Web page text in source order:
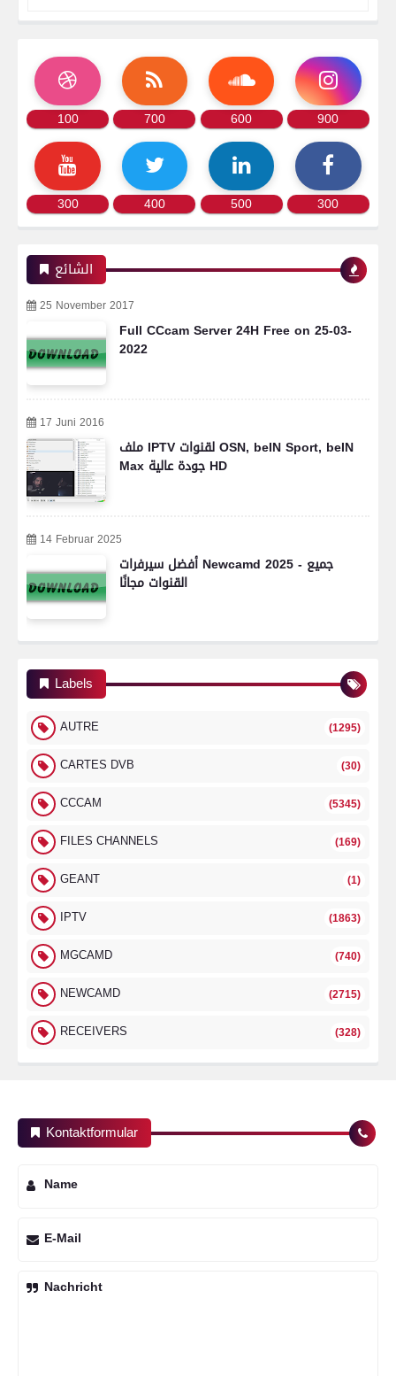
100 700 600 900
300 400 500 300
الشائع
25 November 2017
Full CCcam Server 24H Free on 25-03-
2022
17 Juni 2016
ملف IPTV لقنوات OSN, beIN Sport, beIN
Max جودة عالية HD
14 Februar 2025
أفضل سيرفرات Newcamd 2025 - جميع
القنوات مجانًا
Labels
AUTRE (1295)
CARTES DVB (30)
CCCAM (5345)
FILES CHANNELS (169)
GEANT (1)
IPTV (1863)
MGCAMD (740)
NEWCAMD (2715)
RECEIVERS (328)
Kontaktformular
Name
E-Mail
Nachricht